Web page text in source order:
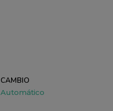
CAMBIO
Automático